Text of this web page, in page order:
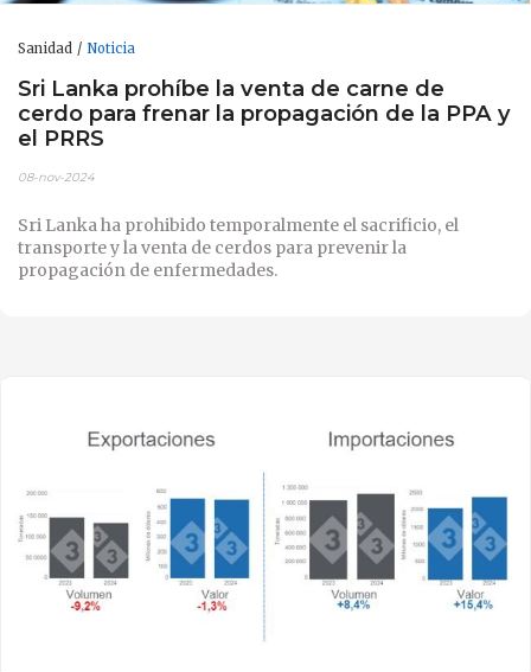
Sanidad Noticia
Sri Lanka prohíbe la venta de carne de
cerdo para frenar la propagación de la PPA y
el PRRS
08-nov-2024
Sri Lanka ha prohibido temporalmente el sacrificio, el
transporte y la venta de cerdos para prevenir la
propagación de enfermedades.